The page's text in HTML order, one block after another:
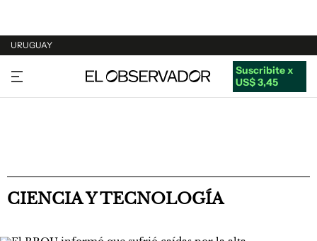
URUGUAY
URUGUAY
ARGENTINA
Suscribite x
US$ 3,45
CIENCIA Y TECNOLOGÍA